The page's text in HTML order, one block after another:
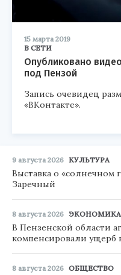
15 марта 2019
В СЕТИ
Опубликовано
под Пензой
Запись очевидец
«ВКонтакте».
9 августа 2026 КУЛЬТУРА
Выставка о «солнечном
Заречный
8 августа 2026 ЭКОНОМИКА
В Пензенской области
компенсировали ущерб
8 августа 2026 ОБЩЕСТВО